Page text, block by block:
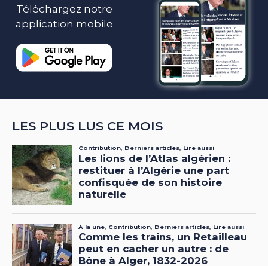
Téléchargez notre
application mobile
LES PLUS LUS CE MOIS